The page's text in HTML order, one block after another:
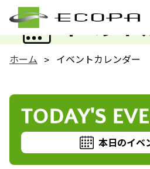
イベント
EVENT
ホーム イベントカレンダー
TODAY'S
本日のイベ